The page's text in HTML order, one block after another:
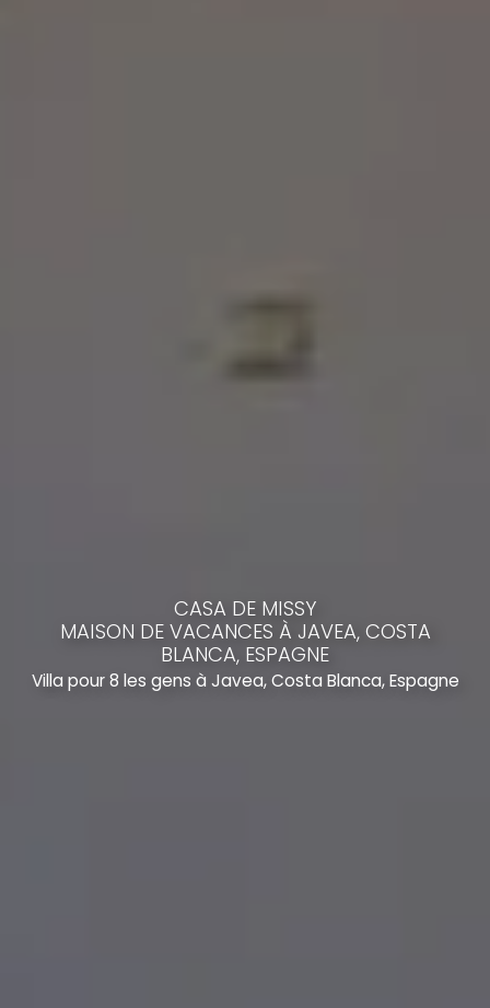
CASA DE MISSY
MAISON DE VACANCES À JAVEA, COSTA
BLANCA, ESPAGNE
Villa pour 8 les gens à Javea, Costa Blanca, Espagne